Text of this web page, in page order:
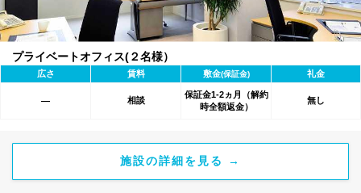
プライベートオフィス(２名様）
広さ 賃料 敷金(保証金) 礼金
― 相談
保証金1-2ヵ月（解約
時全額返金）
無し
施設の詳細を見る →